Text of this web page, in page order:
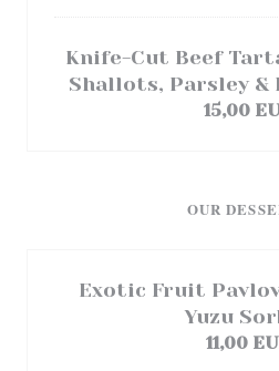
Knife-Cut Beef
Shallots, Parsley &
15,00
OUR
Exotic Fruit
Yuzu
11,00